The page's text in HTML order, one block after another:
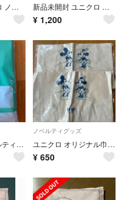
UNIQLO ユニクロ ノベルティ メッシュトートバッグ・保冷ポーチ 新品未開封 ユニクロ ノベルティ ネッククールリング＆保冷ポーチ 2個セット
¥ 1,200
ユニクロ ノベルティ メッシュトートバッグ、保冷ポーチ
ノベルティグッズ
ユニクロ オリジナル巾着バッグDisney Holiday Collection
¥ 650